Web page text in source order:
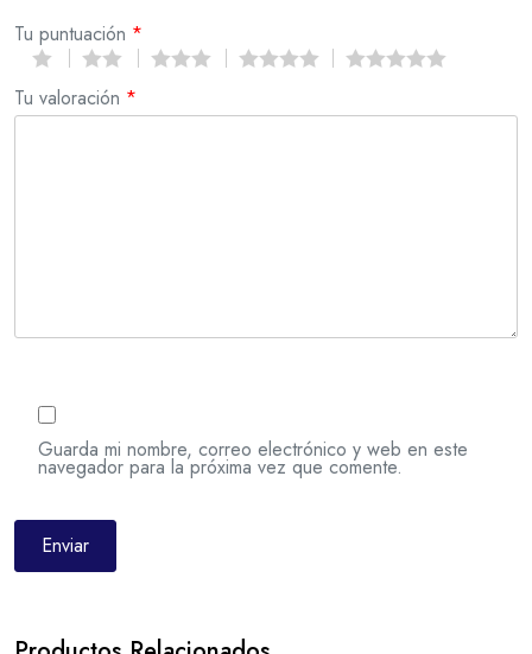
Tu puntuación *
Tu valoración *
Guarda mi nombre, correo electrónico y web en este
navegador para la próxima vez que comente.